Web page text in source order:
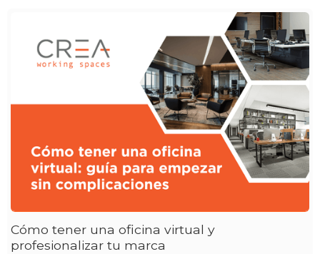
Cómo tener una oficina virtual y
profesionalizar tu marca